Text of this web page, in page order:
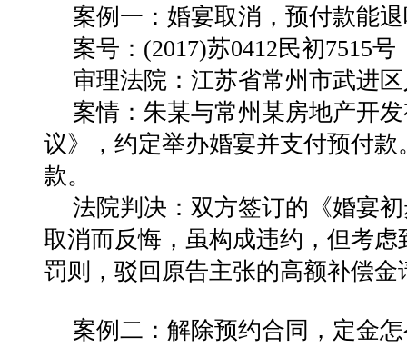
案例一：婚宴取消，预付款能
案号：(2017)苏0412民初7515号
审理法院：江苏省常州市武进
案情： 朱某与常州某房地产开
议》，约定举办婚宴并支付预付
款。
法院判决： 双方签订的《婚宴
取消而反悔，虽构成违约，但考
罚则， 驳回原告主张的高额补偿金
案例二：解除预约合同，定金